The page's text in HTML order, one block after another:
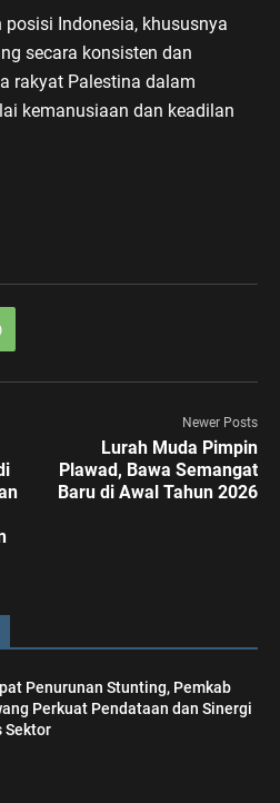
Indonesia, khususnya
secara konsisten dan
rakyat Palestina dalam
kemanusiaan dan keadilan
Newer Posts
Lurah Muda Pimpin
Plawad, Bawa Semangat
Baru di Awal Tahun 2026
Penurunan Stunting, Pemkab
Perkuat Pendataan dan Sinergi
Sektor